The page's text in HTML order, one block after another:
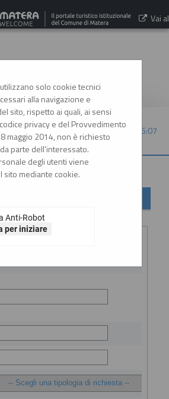
Vai al
08/08/2026 16:07
»Helpdesk operatori economici
solo cookie tecnici
alla navigazione e
sito, rispetto ai quali, ai sensi
privacy e del Provvedimento
maggio 2014, non è richiesto
parte dell'interessato.
degli utenti viene
sito mediante cookie.
Anti-Robot
per iniziare